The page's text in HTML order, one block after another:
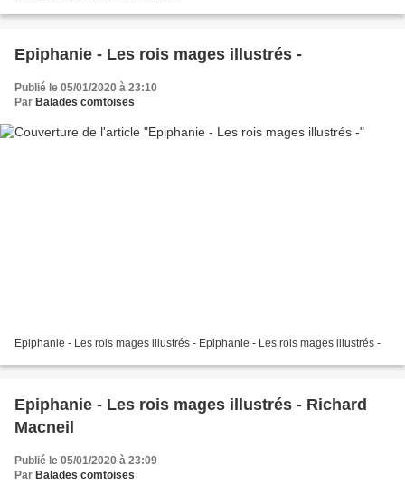
Epiphanie - Les rois mages illustrés -
Publié le 05/01/2020 à 23:10
Par Balades comtoises
Epiphanie - Les rois mages illustrés - Epiphanie - Les rois mages illustrés -
Epiphanie - Les rois mages illustrés - Richard
Macneil
Publié le 05/01/2020 à 23:09
Par Balades comtoises